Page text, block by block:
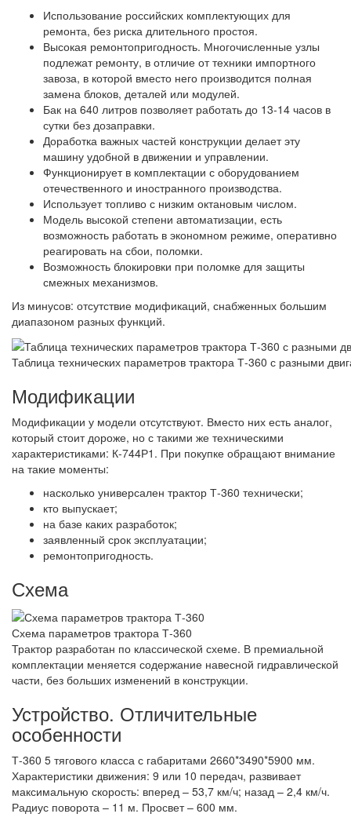
Использование российских комплектующих для
ремонта, без риска длительного простоя.
Высокая ремонтопригодность. Многочисленные узлы
подлежат ремонту, в отличие от техники импортного
завоза, в которой вместо него производится полная
замена блоков, деталей или модулей.
Бак на 640 литров позволяет работать до 13-14 часов в
сутки без дозаправки.
Доработка важных частей конструкции делает эту
машину удобной в движении и управлении.
Функционирует в комплектации с оборудованием
отечественного и иностранного производства.
Использует топливо с низким октановым числом.
Модель высокой степени автоматизации, есть
возможность работать в экономном режиме, оперативно
реагировать на сбои, поломки.
Возможность блокировки при поломке для защиты
смежных механизмов.
Из минусов: отсутствие модификаций, снабженных большим
диапазоном разных функций.
Таблица технических параметров трактора Т-360 с разными
Модификации
Модификации у модели отсутствуют. Вместо них есть аналог,
который стоит дороже, но с такими же техническими
характеристиками: К-744Р1. При покупке обращают внимание
на такие моменты:
насколько универсален трактор Т-360 технически;
кто выпускает;
на базе каких разработок;
заявленный срок эксплуатации;
ремонтопригодность.
Схема
Схема параметров трактора Т-360
Трактор разработан по классической схеме. В премиальной
комплектации меняется содержание навесной гидравлической
части, без больших изменений в конструкции.
Устройство. Отличительные
особенности
Т-360 5 тягового класса с габаритами 2660*3490*5900 мм.
Характеристики движения: 9 или 10 передач, развивает
максимальную скорость: вперед – 53,7 км/ч; назад – 2,4 км/ч.
Радиус поворота – 11 м. Просвет – 600 мм.